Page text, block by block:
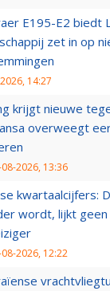
E195-E2 biedt
zet in op
14:27
krijgt nieuwe
overweegt
2026, 13:36
kwartaalcijfers:
wordt, lijkt
2026, 12:22